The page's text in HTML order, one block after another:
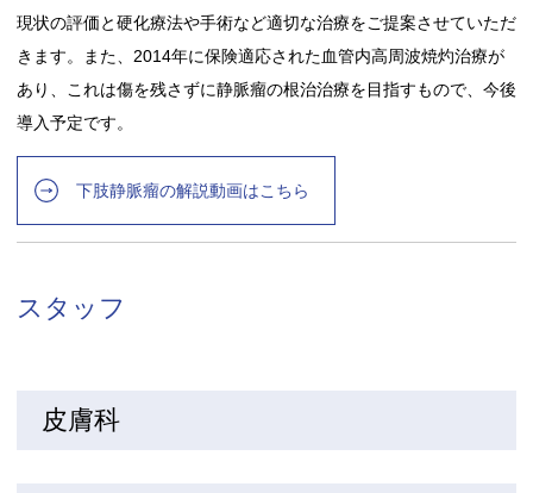
現状の評価と硬化療法や手術など適切な治療をご提案させていただ
きます。また、2014年に保険適応された血管内高周波焼灼治療が
あり、これは傷を残さずに静脈瘤の根治治療を目指すもので、今後
導入予定です。
下肢静脈瘤の解説動画はこちら
スタッフ
皮膚科